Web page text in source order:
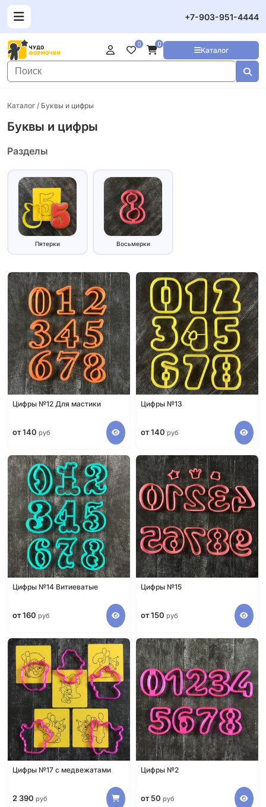
+7-903-951-4444
Каталог
0 0
Каталог / Буквы и цифры
Буквы и цифры
Разделы
Пятерки Восьмерки
Цифры №12 Для мастики
от 140 руб
Цифры №13
от 140 руб
Цифры №14 Витиеватые
от 160 руб
Цифры №15
от 150 руб
Цифры №17 с медвежатами
2 390 руб
Цифры №2
от 50 руб